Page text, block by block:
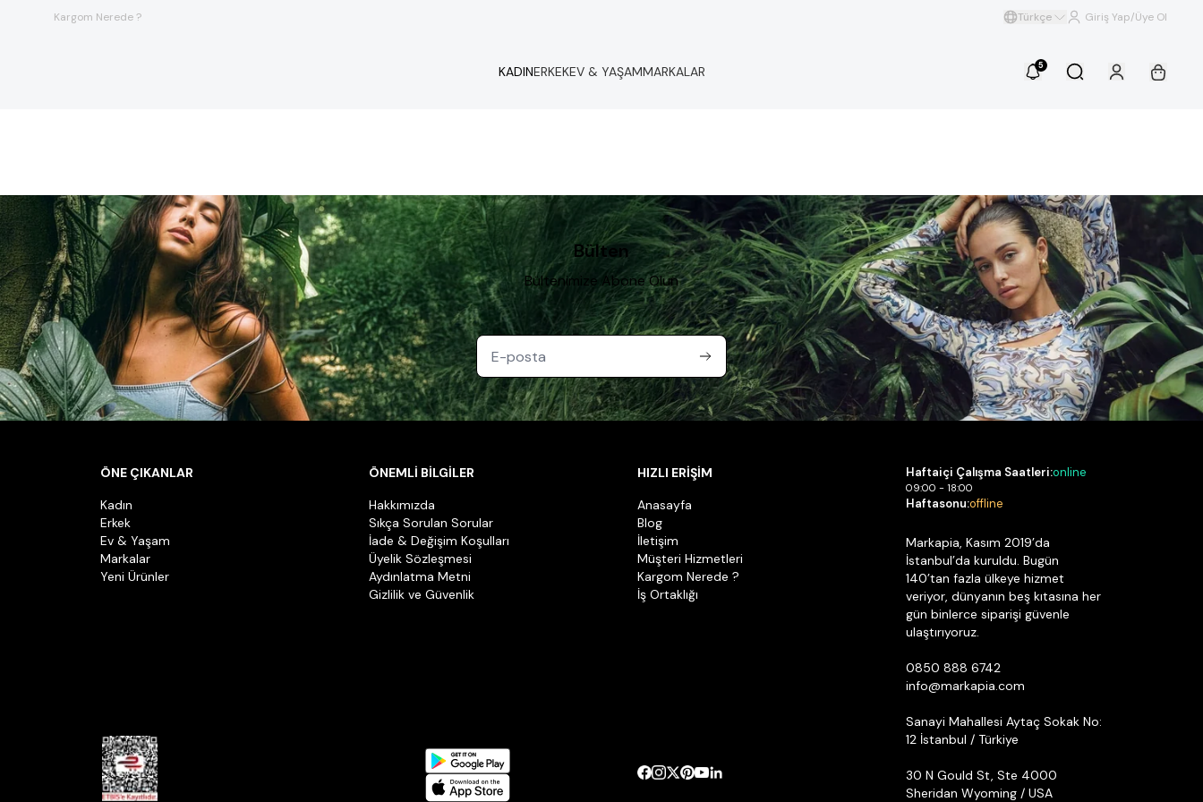
Kargom Nerede ? Türkçe Giriş Yap/Üye Ol
KADINERKEKEV & YAŞAMMARKALAR 5
Bülten
Bültenimize Abone Olun
ÖNE ÇIKANLAR
Kadın
Erkek
Ev & Yaşam
Markalar
Yeni Ürünler
ÖNEMLİ BİLGİLER
Hakkımızda
Sıkça Sorulan Sorular
İade & Değişim Koşulları
Üyelik Sözleşmesi
Aydınlatma Metni
Gizlilik ve Güvenlik
HIZLI ERİŞİM
Anasayfa
Blog
İletişim
Müşteri Hizmetleri
Kargom Nerede ?
İş Ortaklığı
Haftaiçi Çalışma Saatleri:online
09:00 - 18:00
Haftasonu:offline
Markapia, Kasım 2019’da
İstanbul’da kuruldu. Bugün
140’tan fazla ülkeye hizmet
veriyor, dünyanın beş kıtasına her
gün binlerce siparişi güvenle
ulaştırıyoruz.
0850 888 6742
info@markapia.com
Sanayi Mahallesi Aytaç Sokak No:
12 İstanbul / Türkiye
30 N Gould St, Ste 4000
Sheridan Wyoming / USA